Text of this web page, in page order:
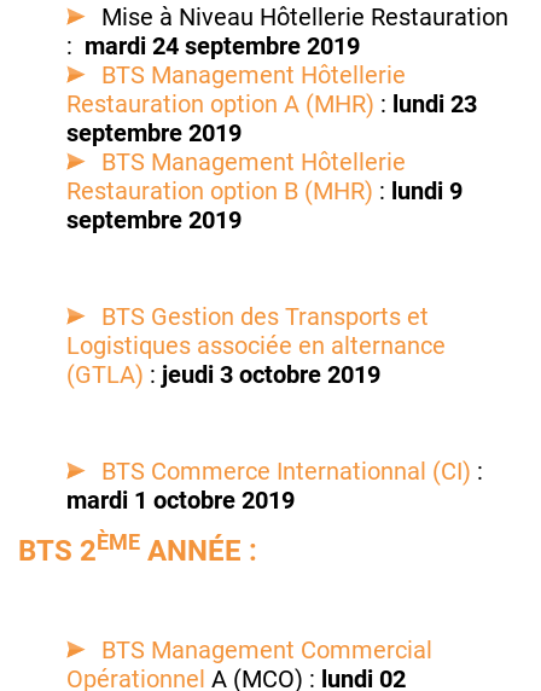
Mise à Niveau Hôtellerie Restauration
: mardi 24 septembre 2019
BTS Management Hôtellerie
Restauration option A (MHR) : lundi 23
septembre 2019
BTS Management Hôtellerie
Restauration option B (MHR) : lundi 9
septembre 2019
BTS Gestion des Transports et
Logistiques associée en alternance
(GTLA) : jeudi 3 octobre 2019
BTS Commerce Internationnal (CI) :
mardi 1 octobre 2019
BTS 2ÈME ANNÉE :
BTS Management Commercial
Opérationnel A (MCO) : lundi 02